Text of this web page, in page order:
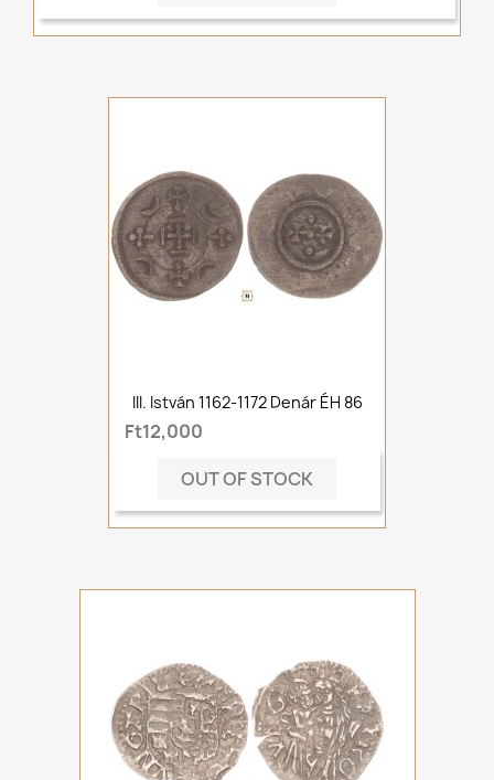
III. István 1162-1172 Denár ÉH 86
Ft12,000
OUT OF STOCK